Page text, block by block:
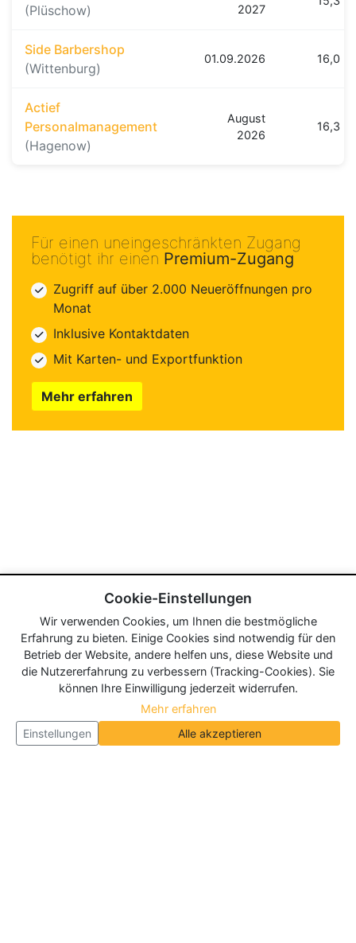
(Plüschow)
2027
Side Barbershop
(Wittenburg)
01.09.2026 16,0
Actief
Personalmanagement
(Hagenow)
August
2026
16,3
Für einen uneingeschränkten Zugang
benötigt ihr einen Premium-Zugang
Zugriff auf über 2.000 Neueröffnungen pro
Monat
Inklusive Kontaktdaten
Mit Karten- und Exportfunktion
Mehr erfahren
Cookie-Einstellungen
Wir verwenden Cookies, um Ihnen die bestmögliche
Erfahrung zu bieten. Einige Cookies sind notwendig für den
Betrieb der Website, andere helfen uns, diese Website und
die Nutzererfahrung zu verbessern (Tracking-Cookies). Sie
können Ihre Einwilligung jederzeit widerrufen.
Mehr erfahren
Einstellungen
Alle akzeptieren